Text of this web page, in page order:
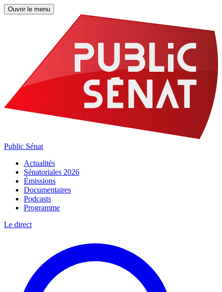
Ouvrir le menu
Public Sénat
Actualités
Sénatoriales 2026
Émissions
Documentaires
Podcasts
Programme
Le direct